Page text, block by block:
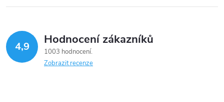
4,9 Hodnocení zákazníků
1003 hodnocení
Zobrazit recenze